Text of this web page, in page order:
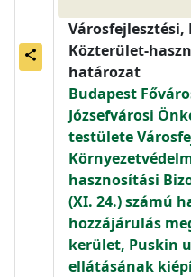
share
Városfejlesztési,
Közterület-
határozat
Budapest
Józsefvárosi
testülete
hasznosítási
(XI. 24.) számú
hozzájárulás
kerület, Puskin
ellátásának